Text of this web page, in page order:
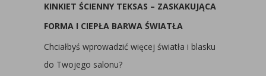
KINKIET ŚCIENNY TEKSAS – ZASKAKUJĄCA
FORMA I CIEPŁA BARWA ŚWIATŁA
Chciałbyś wprowadzić więcej światła i blasku
do Twojego salonu?